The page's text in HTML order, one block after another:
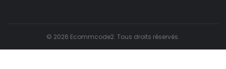
© 2026 Ecommcode2. Tous droits réservés.